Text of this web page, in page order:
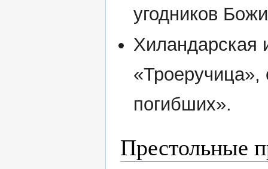
угодников
Хиландарская
погибших».
Престольные